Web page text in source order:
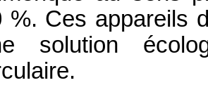
%. Ces appareils
solution